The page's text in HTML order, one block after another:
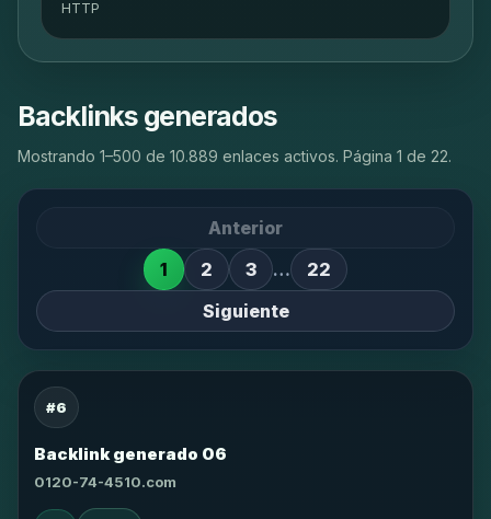
HTTP
Backlinks generados
Mostrando 1–500 de 10.889 enlaces activos. Página 1 de 22.
Anterior
1
2 3 …
22
Siguiente
#6
Backlink generado 06
0120-74-4510.com